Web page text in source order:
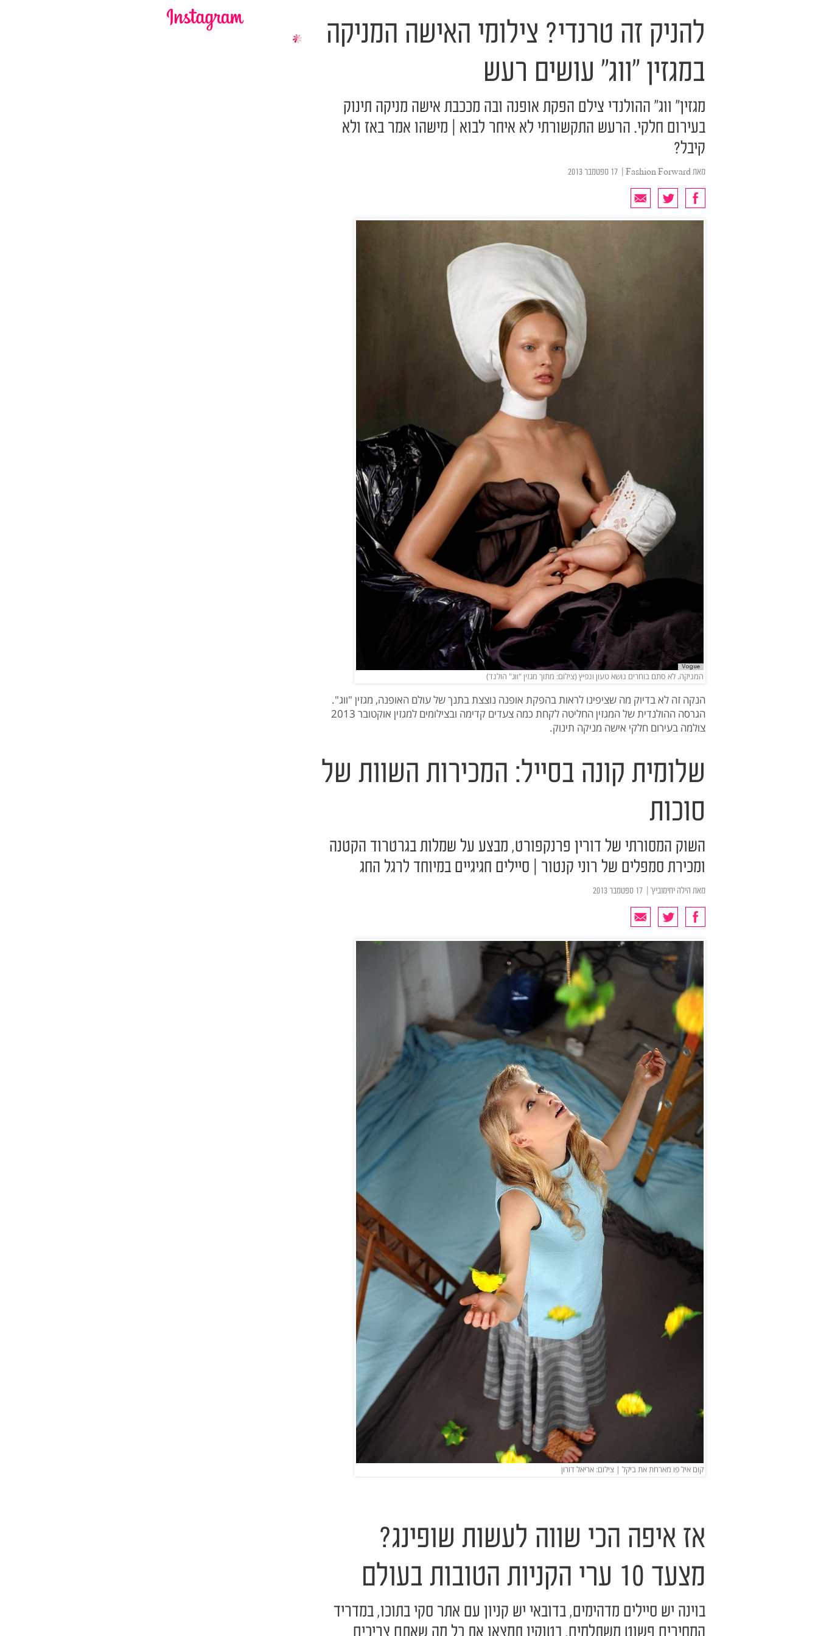
להניק זה טרנדי? צילומי האישה המניקה
במגזין "ווג" עושים רעש
מגזין" ווג" ההולנדי צילם הפקת אופנה ובה מככבת אישה מניקה תינוק
בעירום חלקי. הרעש התקשורתי לא איחר לבוא | מישהו אמר באז ולא
קיבל?
מאתFashion Forward
המניקה. לא סתם בוחרים נושא טעון ונפיץ (צילום: מתוך מגזין "ווג" הולנד)
הנקה זה לא בדיוק מה שציפינו לראות בהפקת אופנה נוצצת בתנך של עולם האופנה, מגזין "ווג".
הגרסה ההולנדית של המגזין החליטה לקחת כמה צעדים קדימה ובצילומים למגזין אוקטובר 2013
צולמה בעירום חלקי אישה מניקה תינוק.
שלומית קונה בסייל: המכירות השוות של
סוכות
השוק המסורתי של דורין פרנקפורט, מבצע על שמלות בגרטרוד הקטנה
ומכירת סמפלים של רוני קנטור | סיילים חגיגיים במיוחד לרגל החג
מאת הילה יחימוביץ'
קום איל פו מארחת את ביקל | צילום: אריאל דורון
אז איפה הכי שווה לעשות שופינג?
מצעד 10 ערי הקניות הטובות בעולם
בוינה יש סיילים מדהימים, בדובאי יש קניון עם אתר סקי בתוכו, במדריד